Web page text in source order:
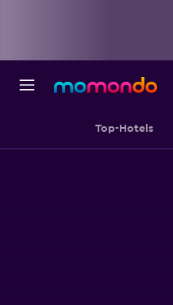
Top-Hotels